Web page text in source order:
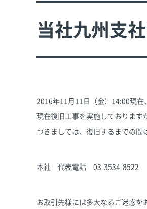
当社九州支
2016年11月11日（金）14:00現在
現在復旧工事を実施しております
つきましては、復旧するまでの間
本社 代表電話 03-3534-8522
お取引先様には多大なるご迷惑を